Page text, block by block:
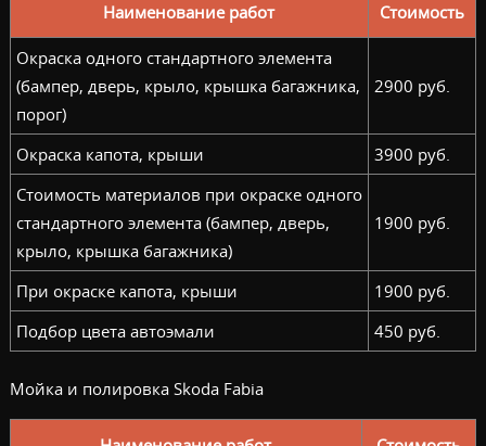
Наименование работ Стоимость
Окраска одного стандартного элемента
(бампер, дверь, крыло, крышка багажника,
порог)
2900 руб.
Окраска капота, крыши
3900 руб.
Стоимость материалов при окраске одного
стандартного элемента (бампер, дверь,
крыло, крышка багажника)
1900 руб.
При окраске капота, крыши
1900 руб.
Подбор цвета автоэмали
450 руб.
Мойка и полировка Skoda Fabia